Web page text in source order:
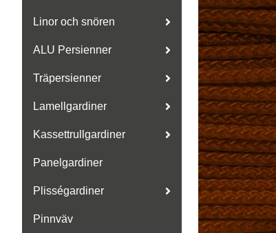
Linor och snören
ALU Persienner
Träpersienner
Lamellgardiner
Kassettrullgardiner
Panelgardiner
Plisségardiner
Pinnväv